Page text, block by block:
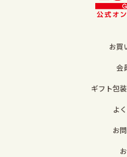
お買
会
ギフト包
よ
お